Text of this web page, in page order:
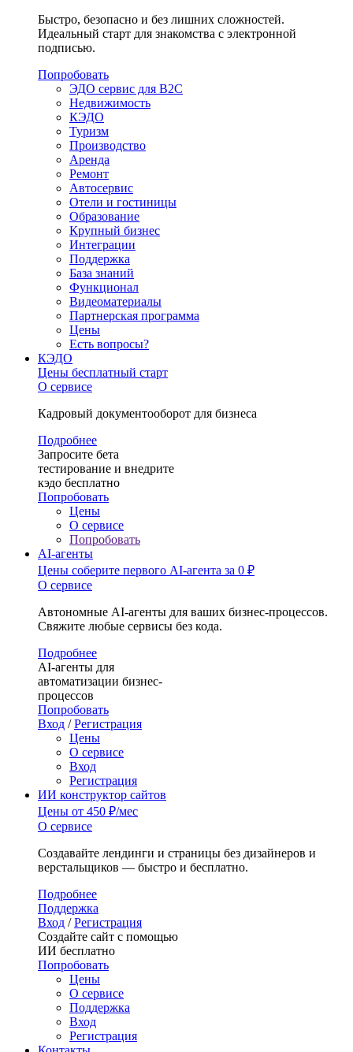
Быстро, безопасно и без лишних сложностей.
Идеальный старт для знакомства с электронной
подписью.
Попробовать
ЭДО сервис для B2C
Недвижимость
КЭДО
Туризм
Производство
Аренда
Ремонт
Автосервис
Отели и гостиницы
Образование
Крупный бизнес
Интеграции
Поддержка
База знаний
Функционал
Видеоматериалы
Партнерская программа
Цены
Есть вопросы?
КЭДО
Цены бесплатный старт
О сервисе
Кадровый документооборот для бизнеса
Подробнее
Запросите бета
тестирование и внедрите
кэдо бесплатно
Попробовать
Цены
О сервисе
Попробовать
AI-агенты
Цены соберите первого AI-агента за 0 ₽
О сервисе
Автономные AI-агенты для ваших бизнес-процессов.
Свяжите любые сервисы без кода.
Подробнее
AI-агенты для
автоматизации бизнес-
процессов
Попробовать
Вход / Регистрация
Цены
О сервисе
Вход
Регистрация
ИИ конструктор сайтов
Цены от 450 ₽/мес
О сервисе
Создавайте лендинги и страницы без дизайнеров и
верстальщиков — быстро и бесплатно.
Подробнее
Поддержка
Вход / Регистрация
Создайте сайт с помощью
ИИ бесплатно
Попробовать
Цены
О сервисе
Поддержка
Вход
Регистрация